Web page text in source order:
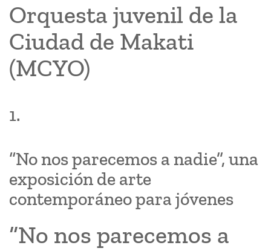
Orquesta juvenil de la
Ciudad de Makati
(MCYO)
1.
“No nos parecemos a nadie”, una
exposición de arte
contemporáneo para jóvenes
“No nos parecemos a